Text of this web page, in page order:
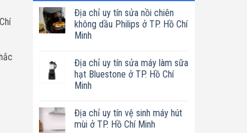
Địa chỉ uy tín sửa nồi chiên
không dầu Philips ở TP. Hồ Chí
Minh
bình
luận
ở
Địa
tín
sửa
nồi
Địa chỉ uy tín sửa máy làm sữa
hạt Bluestone ở TP. Hồ Chí
Minh
bình
luận
ở
Địa chỉ uy tín vệ sinh máy hút
mùi ở TP. Hồ Chí Minh